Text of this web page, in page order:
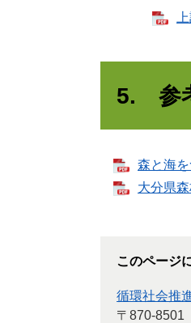
5. 参
森と海
大分県
このページ
循環社会推
〒870-8501